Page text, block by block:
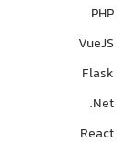
PHP
VueJS
Flask
Net.
React